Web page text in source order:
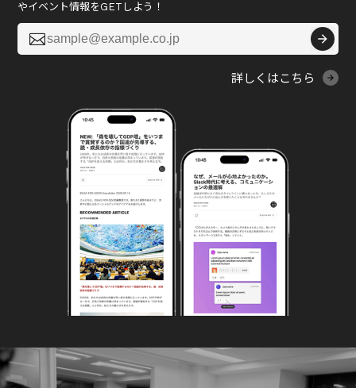
やイベント情報をGETしよう！

詳しくはこちら